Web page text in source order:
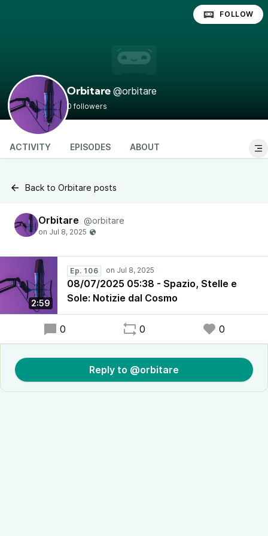
Orbitare @orbitare
0 followers
FOLLOW
ACTIVITY EPISODES ABOUT
Back to Orbitare posts
Orbitare @orbitare
2:59
Ep. 106
08/07/2025 05:38 - Spazio, Stelle e
Sole: Notizie dal Cosmo
0 0 0
Reply to @orbitare